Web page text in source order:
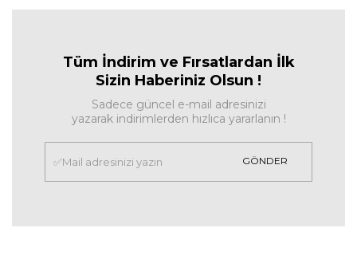
Tüm İndirim ve Fırsatlardan İlk
Sizin Haberiniz Olsun !
Sadece güncel e-mail adresinizi
yazarak indirimlerden hızlıca yararlanın !
GÖNDER